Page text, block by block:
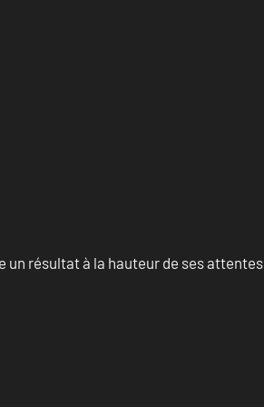
résultat à la hauteur de ses attentes